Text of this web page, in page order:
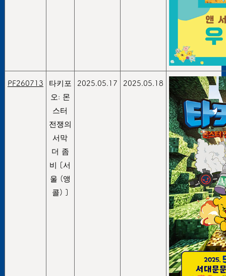
PF260713
타키포
오: 몬
스터
전쟁의
서막
더 좀
비 [서
울 (앵
콜) ]
2025.05.17 2025.05.18